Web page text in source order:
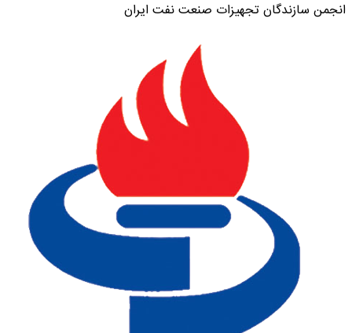
سازندگان تجهیزات صنعت نفت ایران